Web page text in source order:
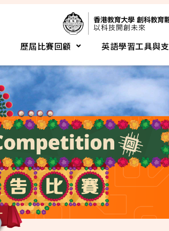
歷屆比賽回顧​ 英語學習工具與